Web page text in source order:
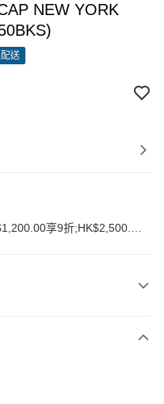
NEW YORK
送
享9折;HK$2,500.00